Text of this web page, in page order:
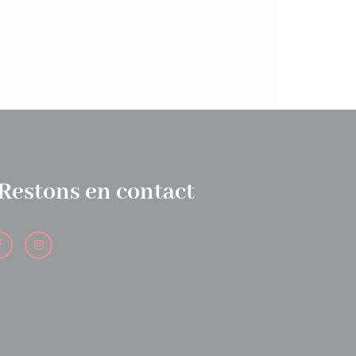
en contact